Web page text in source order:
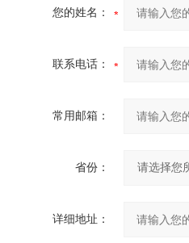
您的姓名：
联系电话：
常用邮箱：
省份：
详细地址：